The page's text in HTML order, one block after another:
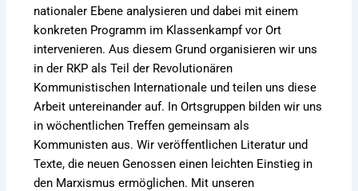
nationaler Ebene analysieren und dabei mit einem
konkreten Programm im Klassenkampf vor Ort
intervenieren. Aus diesem Grund organisieren wir uns
in der RKP als Teil der Revolutionären
Kommunistischen Internationale und teilen uns diese
Arbeit untereinander auf. In Ortsgruppen bilden wir uns
in wöchentlichen Treffen gemeinsam als
Kommunisten aus. Wir veröffentlichen Literatur und
Texte, die neuen Genossen einen leichten Einstieg in
den Marxismus ermöglichen. Mit unseren